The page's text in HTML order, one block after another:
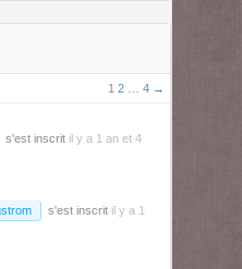
1 2 4 →
s'est inscrit il y a 1 an et 4
s'est inscrit il y a 1